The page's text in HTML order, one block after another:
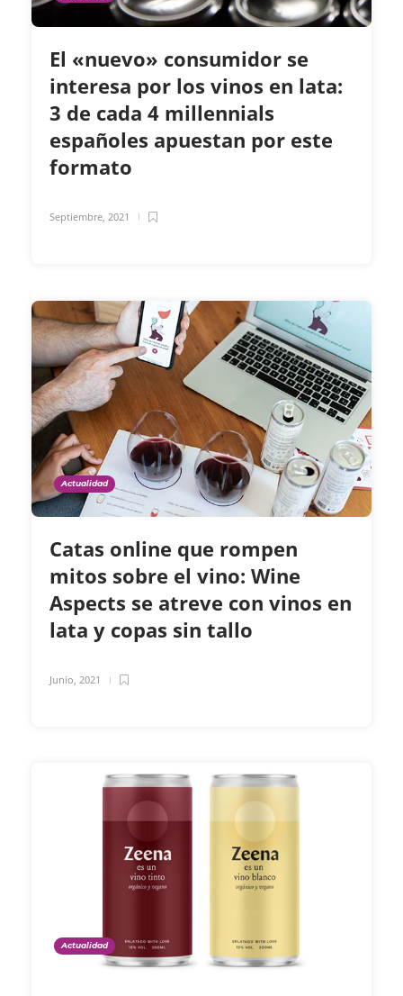
El «nuevo» consumidor se
interesa por los vinos en lata:
3 de cada 4 millennials
españoles apuestan por este
formato
Septiembre, 2021
Actualidad
Catas online que rompen
mitos sobre el vino: Wine
Aspects se atreve con vinos en
lata y copas sin tallo
Junio, 2021
Actualidad